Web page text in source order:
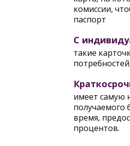
комиссии,
паспорт
С
такие
имеет самую
получаемого
время,
процентов.